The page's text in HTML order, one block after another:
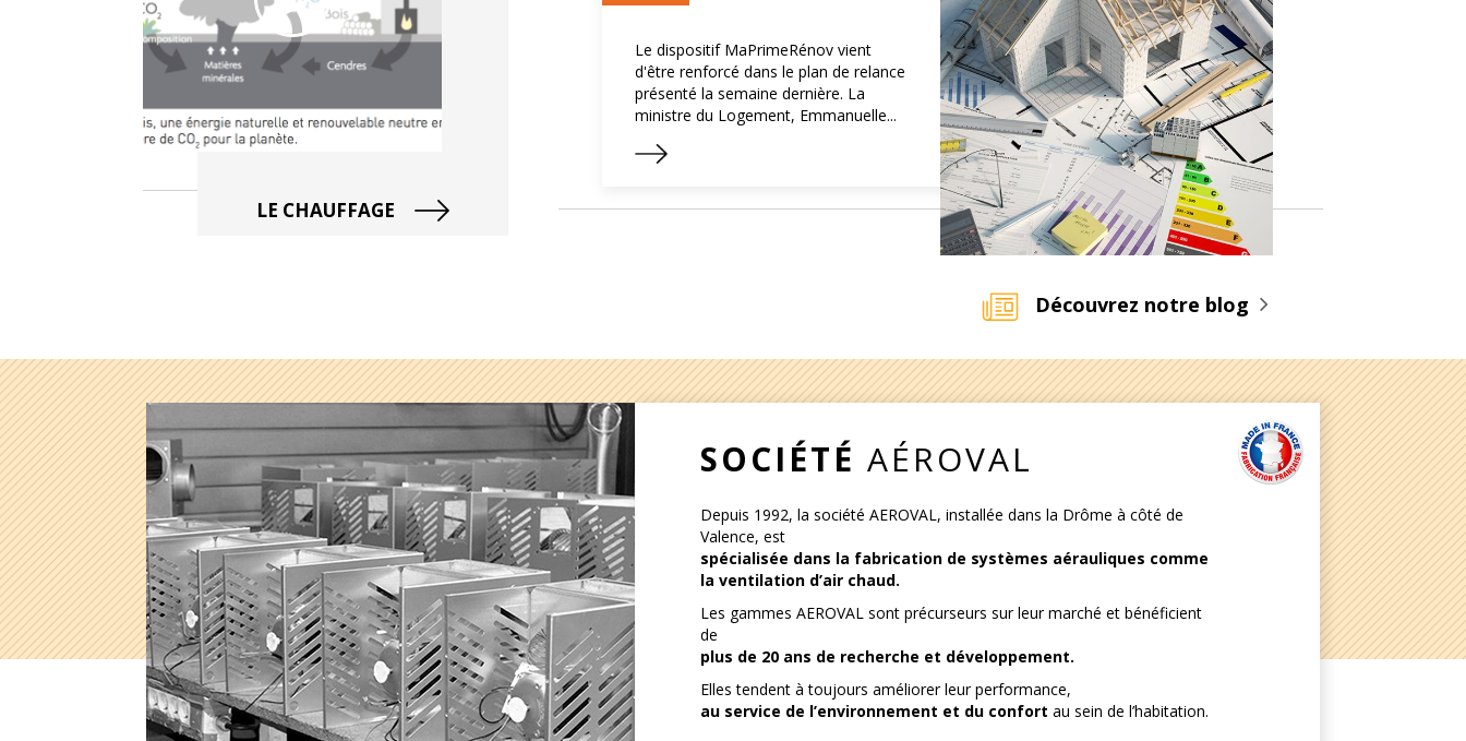
LE CHAUFFAGE
Le dispositif MaPrimeRénov vient
d'être renforcé dans le plan de relance
présenté la semaine dernière. La
ministre du Logement, Emmanuelle...
Découvrez notre blog
SOCIÉTÉ AÉROVAL
Depuis 1992, la société AEROVAL, installée dans la Drôme à côté de
Valence, est
spécialisée dans la fabrication de systèmes aérauliques comme
la ventilation d’air chaud.
Les gammes AEROVAL sont précurseurs sur leur marché et bénéficient
de
plus de 20 ans de recherche et développement.
Elles tendent à toujours améliorer leur performance,
au service de l’environnement et du confort au sein de l’habitation.